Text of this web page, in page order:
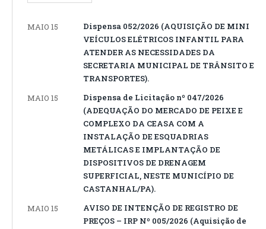
MAIO 15
Dispensa 052/2026 (AQUISIÇÃO DE MINI
VEÍCULOS ELÉTRICOS INFANTIL PARA
ATENDER AS NECESSIDADES DA
SECRETARIA MUNICIPAL DE TRÂNSITO E
TRANSPORTES).
MAIO 15
Dispensa de Licitação nº 047/2026
(ADEQUAÇÃO DO MERCADO DE PEIXE E
COMPLEXO DA CEASA COM A
INSTALAÇÃO DE ESQUADRIAS
METÁLICAS E IMPLANTAÇÃO DE
DISPOSITIVOS DE DRENAGEM
SUPERFICIAL, NESTE MUNICÍPIO DE
CASTANHAL/PA).
MAIO 15
AVISO DE INTENÇÃO DE REGISTRO DE
PREÇOS – IRP Nº 005/2026 (Aquisição de